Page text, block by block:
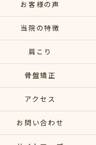
お客様の声
当院の特徴
肩こり
骨盤矯正
アクセス
お問い合わせ